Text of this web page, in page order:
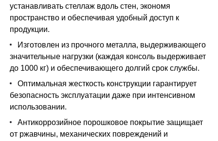
устанавливать стеллаж вдоль стен, экономя
пространство и обеспечивая удобный доступ к
продукции.
Изготовлен из прочного металла, выдерживающего
значительные нагрузки (каждая консоль выдерживает
до 1000 кг) и обеспечивающего долгий срок службы.
Оптимальная жесткость конструкции гарантирует
безопасность эксплуатации даже при интенсивном
использовании.
Антикоррозийное порошковое покрытие защищает
от ржавчины, механических повреждений и